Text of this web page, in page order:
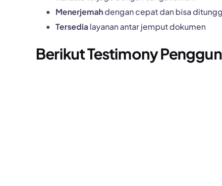
Menerjemahdengan cepat dan bisa
Tersedialayanan antar jemput dokumen
Berikut Testimony